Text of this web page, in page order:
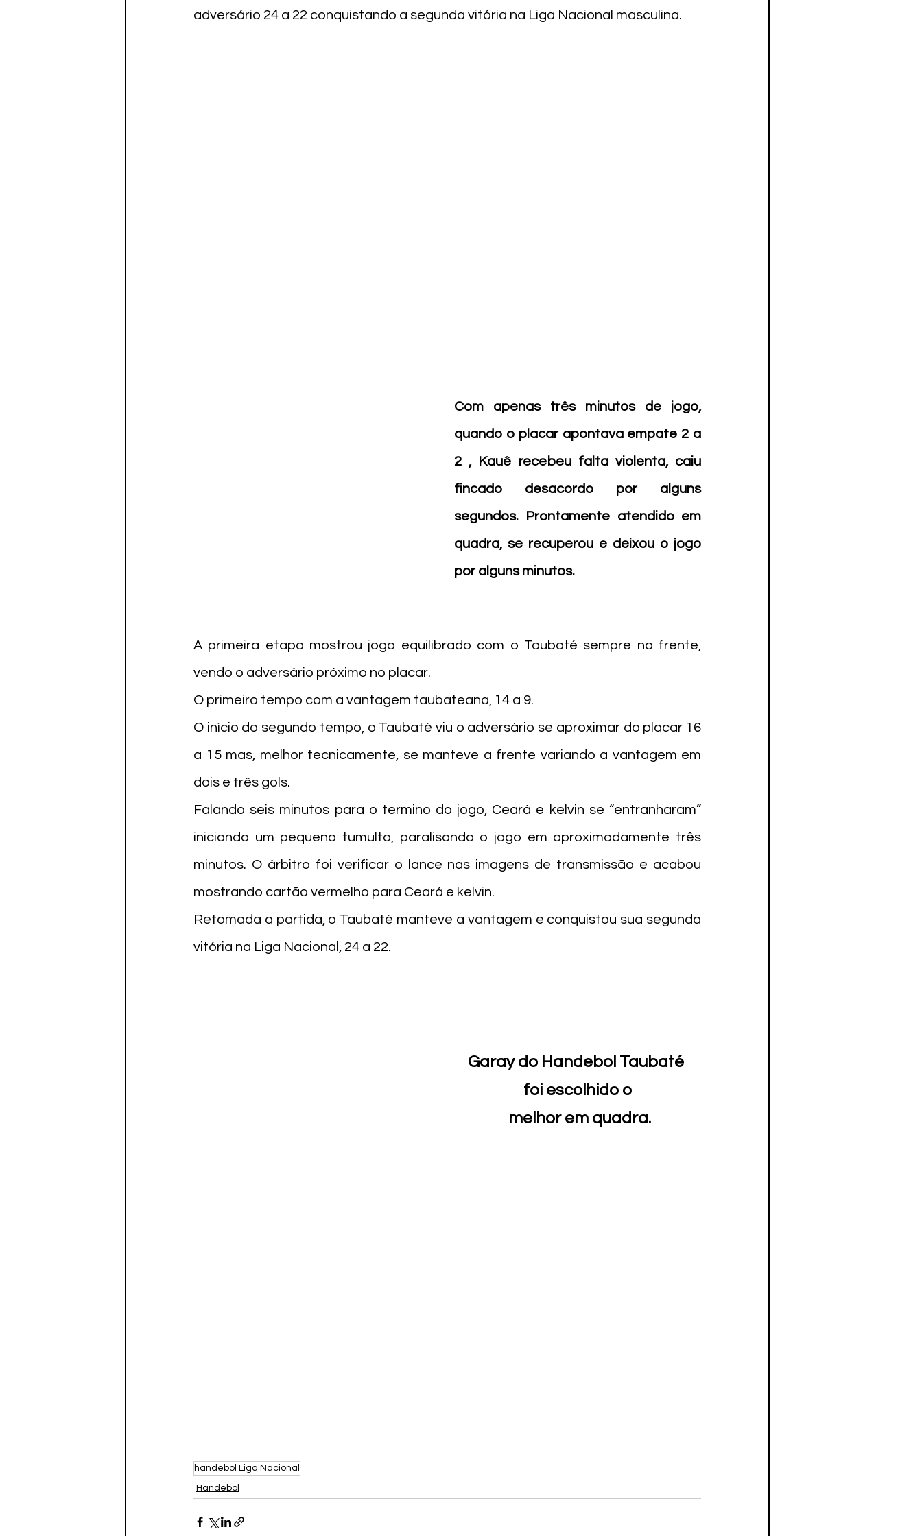
adversário 24 a 22 conquistando a segunda vitória na Liga Nacional masculina.
Com apenas três minutos de jogo,
quando o placar apontava empate 2 a
2 , Kauê recebeu falta violenta, caiu
fincado desacordo por alguns
segundos. Prontamente atendido em
quadra, se recuperou e deixou o jogo
por alguns minutos.
A primeira etapa mostrou jogo equilibrado com o Taubaté sempre na frente,
vendo o adversário próximo no placar.
O primeiro tempo com a vantagem taubateana, 14 a 9.
O início do segundo tempo, o Taubaté viu o adversário se aproximar do placar 16
a 15 mas, melhor tecnicamente, se manteve a frente variando a vantagem em
dois e três gols.
Falando seis minutos para o termino do jogo, Ceará e kelvin se “entranharam”
iniciando um pequeno tumulto, paralisando o jogo em aproximadamente três
minutos. O árbitro foi verificar o lance nas imagens de transmissão e acabou
mostrando cartão vermelho para Ceará e kelvin.
Retomada a partida, o Taubaté manteve a vantagem e conquistou sua segunda
vitória na Liga Nacional, 24 a 22.
Garay do Handebol Taubaté
foi escolhido o
melhor em quadra.
handebol Liga Nacional
Handebol